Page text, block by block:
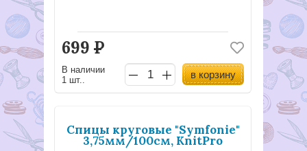
699 Р
В наличии
1 шт..
в корзину
Спицы круговые "Symfonie"
3,75мм/100см, KnitPro